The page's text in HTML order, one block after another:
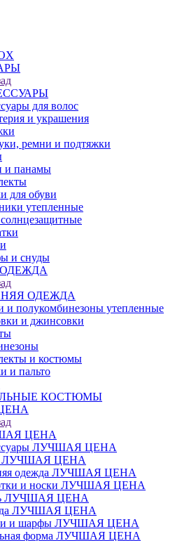
для волос
и украшения
ремни и подтяжки
и панамы
для обуви
утепленные
и снуды
ОДЕЖДА
и полукомбинезоны утепленные
и джинсовки
и костюмы
и пальто
КОСТЮМЫ
ЦЕНА
ЛУЧШАЯ ЦЕНА
ЛУЧШАЯ ЦЕНА
одежда ЛУЧШАЯ ЦЕНА
и носки ЛУЧШАЯ ЦЕНА
ЛУЧШАЯ ЦЕНА
ЛУЧШАЯ ЦЕНА
и шарфы ЛУЧШАЯ ЦЕНА
форма ЛУЧШАЯ ЦЕНА